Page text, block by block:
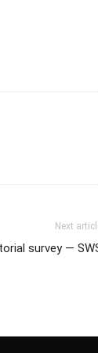
Next
survey —